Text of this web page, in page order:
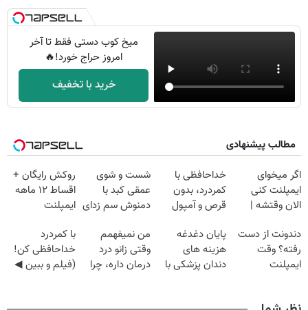
میخ کوب دستی فقط تا آخر
امروز حراج خورد!🔥
خرید با تخفیف
مطالب پیشنهادی
اگر میخوای
ایمپلنت کنی
الان وقتشه |
میلیون تومان!!!
خداحافظی با
کمردرد، بدون
قرص و آمپول
شست و شوی
عمقی کبد با
دمنوش سم زدای
روکش رایگان +
اقساط ۱۲ ماهه
ایمپلنت
دندونت از دست
رفته؟ وقت
ایمپلنت
پایان دغدغه
هزینه های
دندان پزشکی با
من نمیفهمم
وقتی زانو درد
درمان داره، چرا
با کمردرد
خداحافظی کن!
(فیلم و ببین ◀